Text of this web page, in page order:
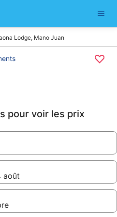
Lodge, Mano Juan
pour voir les prix
août